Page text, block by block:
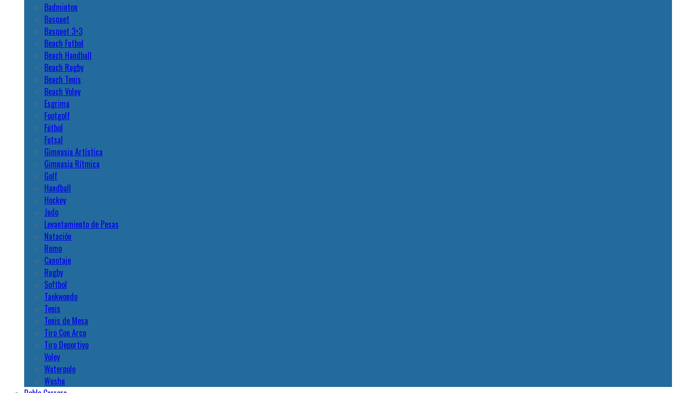
Badminton
Basquet
Basquet 3×3
Beach Futbol
Beach Handball
Beach Rugby
Beach Tenis
Beach Voley
Esgrima
Footgolf
Fútbol
Futsal
Gimnasia Artística
Gimnasia Rítmica
Golf
Handball
Hockey
Judo
Levantamiento de Pesas
Natación
Remo
Canotaje
Rugby
Softbol
Taekwondo
Tenis
Tenis de Mesa
Tiro Con Arco
Tiro Deportivo
Voley
Waterpolo
Wushu